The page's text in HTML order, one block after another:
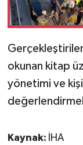
Gerçekleştirilen
okunan kitap
yönetimi ve
Kaynak: İHA